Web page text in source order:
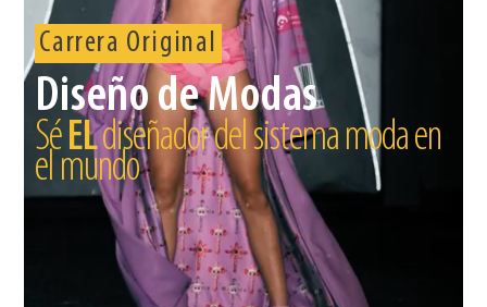
Carrera Original
Diseño de Modas
SéELdiseñador del sistema moda en
el mundo